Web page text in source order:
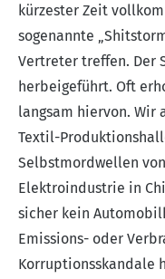
kürzester Zeit
sogenannte
Vertreter treffen. Der
herbeigeführt. Oft
langsam hiervon. Wir
Textil-
Selbstmordwellen
Elektroindustrie in
sicher kein
Emissions- oder
Korruptionsskandale